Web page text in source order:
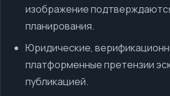
изображение
планирования.
Юридические,
платформенные претензии
публикацией.